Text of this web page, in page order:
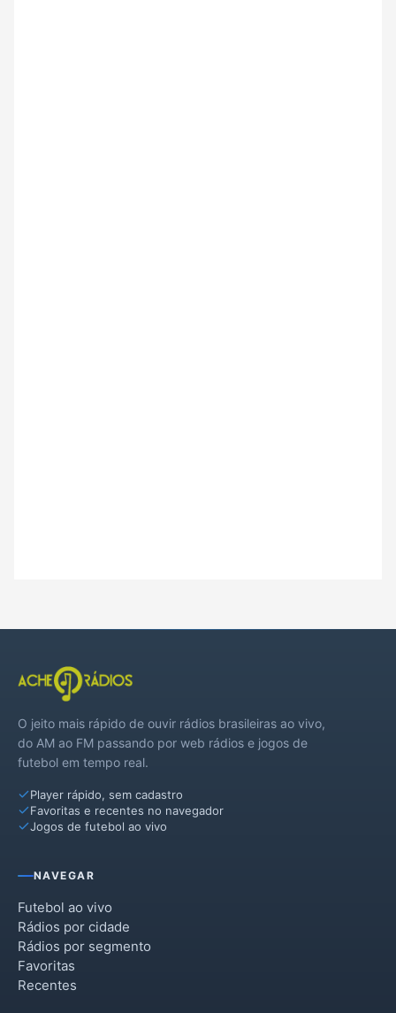
O jeito mais rápido de ouvir rádios brasileiras ao vivo,
do AM ao FM passando por web rádios e jogos de
futebol em tempo real.
Player rápido, sem cadastro
Favoritas e recentes no navegador
Jogos de futebol ao vivo
NAVEGAR
Futebol ao vivo
Rádios por cidade
Rádios por segmento
Favoritas
Recentes